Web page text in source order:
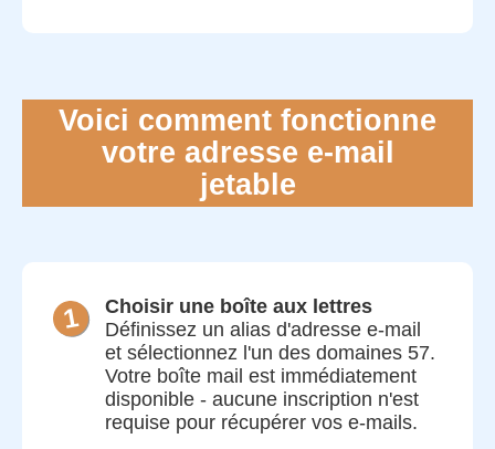
Voici comment fonctionne
votre adresse e-mail
jetable
Choisir une boîte aux lettres
Définissez un alias d'adresse e-mail
et sélectionnez l'un des domaines 57.
Votre boîte mail est immédiatement
disponible - aucune inscription n'est
requise pour récupérer vos e-mails.